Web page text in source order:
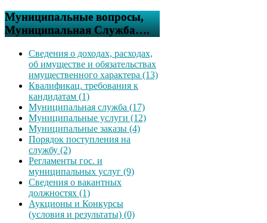
Муниципальные вопросы,
Муниципальная Служба….
Сведения о доходах, расходах,
об имуществе и обязательствах
имущественного характера (13)
Квалификац. требования к
кандидатам (1)
Муниципальная служба (17)
Муниципальные услуги (12)
Муниципальные заказы (4)
Порядок поступления на
службу (2)
Регламенты гос. и
муниципальных услуг (9)
Сведения о вакантных
должностях (1)
Аукционы и Конкурсы
(условия и результаты) (0)